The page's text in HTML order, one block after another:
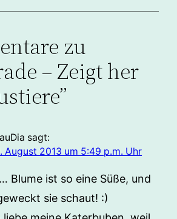
zu
– Zeigt her
sagt:
August 2013 um 5:49 p.m. Uhr
Blume ist so eine Süße, und
sie schaut! :)